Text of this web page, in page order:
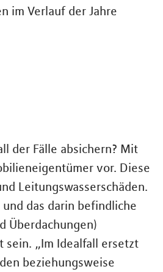
im Verlauf der Jahre
der Fälle absichern? Mit
vor. Diese
Leitungswasserschäden.
das darin befindliche
Überdachungen)
sein. „Im Idealfall ersetzt
beziehungsweise